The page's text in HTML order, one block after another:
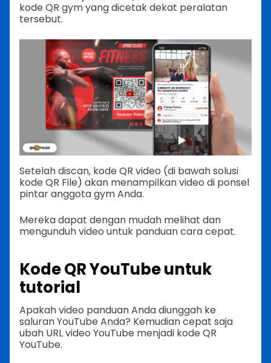
kode QR gym yang dicetak dekat peralatan
tersebut.
Setelah discan, kode QR video (di bawah solusi
kode QR File) akan menampilkan video di ponsel
pintar anggota gym Anda.
Mereka dapat dengan mudah melihat dan
mengunduh video untuk panduan cara cepat.
Kode QR YouTube untuk
tutorial
Apakah video panduan Anda diunggah ke
saluran YouTube Anda? Kemudian cepat saja
ubah URL video YouTube menjadi kode QR
YouTube.